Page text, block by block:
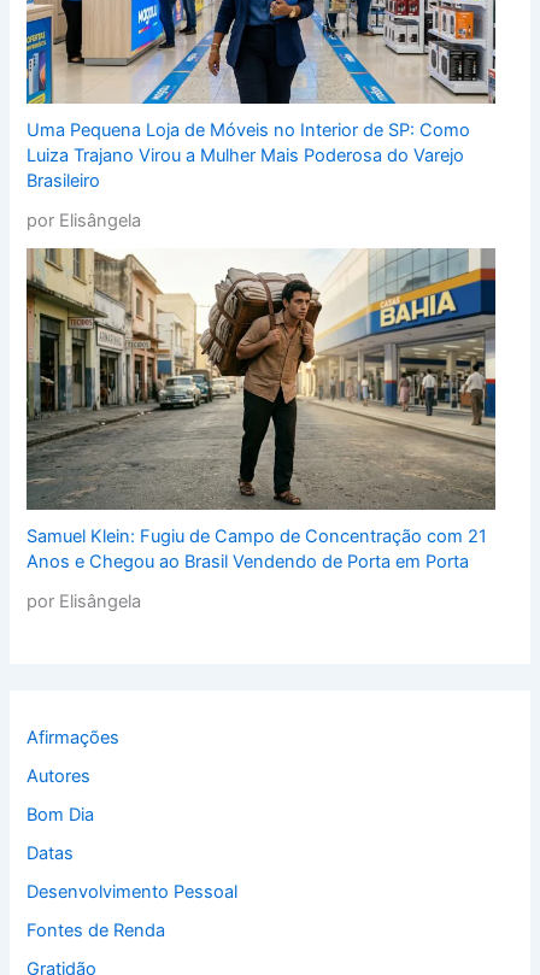
Uma Pequena Loja de Móveis no Interior de SP: Como
Luiza Trajano Virou a Mulher Mais Poderosa do Varejo
Brasileiro
por Elisângela
Samuel Klein: Fugiu de Campo de Concentração com 21
Anos e Chegou ao Brasil Vendendo de Porta em Porta
por Elisângela
Afirmações
Autores
Bom Dia
Datas
Desenvolvimento Pessoal
Fontes de Renda
Gratidão